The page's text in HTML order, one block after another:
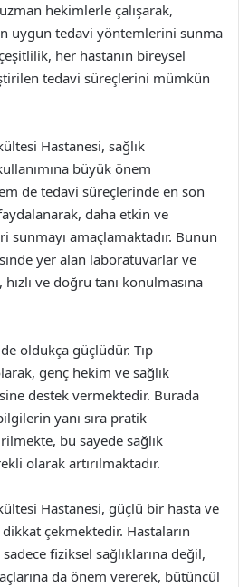
hekimlerle çalışarak,
uygun tedavi yöntemlerini sunma
her hastanın bireysel
tedavi süreçlerini mümkün
Hastanesi, sağlık
büyük önem
de tedavi süreçlerinde en son
daha etkin ve
sunmayı amaçlamaktadır. Bunun
yer alan laboratuvarlar ve
ve doğru tanı konulmasına
oldukça güçlüdür. Tıp
genç hekim ve sağlık
destek vermektedir. Burada
yanı sıra pratik
bu sayede sağlık
olarak artırılmaktadır.
Hastanesi, güçlü bir hasta ve
çekmektedir. Hastaların
fiziksel sağlıklarına değil,
da önem vererek, bütüncül